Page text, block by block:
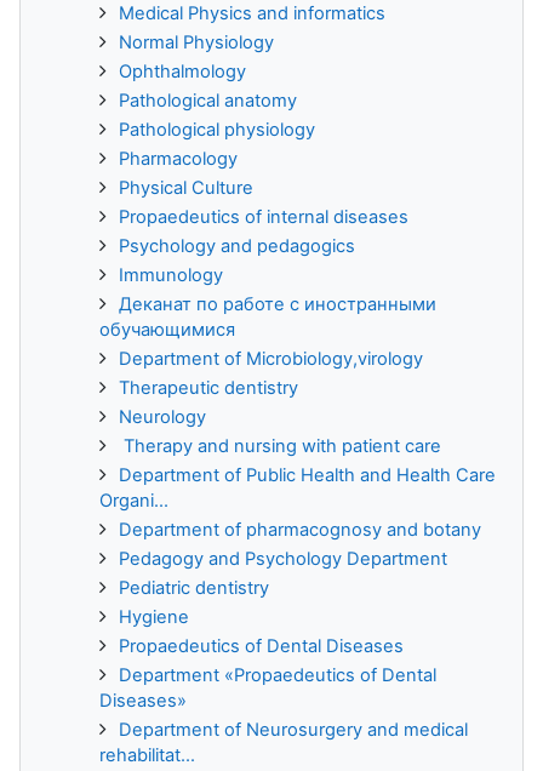
Medical Physics and informatics
Normal Physiology
Ophthalmology
Pathological anatomy
Pathological physiology
Pharmacology
Physical Culture
Propaedeutics of internal diseases
Psychology and pedagogics
Immunology
Деканат по работе с иностранными
обучающимися
Department of Microbiology,virology
Therapeutic dentistry
Neurology
Therapy and nursing with patient care
Department of Public Health and Health Care
Organi...
Department of pharmacognosy and botany
Pedagogy and Psychology Department
Pediatric dentistry
Hygiene
Propaedeutics of Dental Diseases
Department «Propaedeutics of Dental
Diseases»
Department of Neurosurgery and medical
rehabilitat...